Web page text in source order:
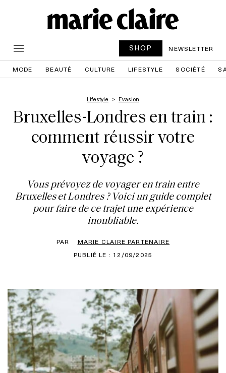
SHOP NEWSLETTER
MODE BEAUTÉ CULTURE LIFESTYLE SOCIÉTÉ
Lifestyle Evasion
Bruxelles-Londres en train :
comment réussir votre
voyage ?
Vous prévoyez de voyager en train entre
Bruxelles et Londres ? Voici un guide complet
pour faire de ce trajet une expérience
inoubliable.
PAR
MARIE CLAIRE PARTENAIRE
PUBLIÉ LE : 12/09/2025